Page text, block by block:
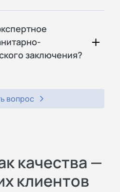
заключения?
вопрос
качества —
клиентов